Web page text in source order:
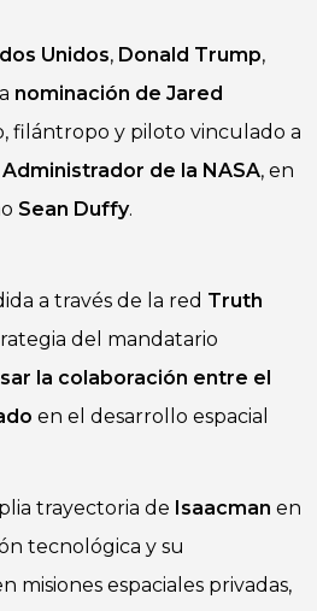
Unidos, Donald Trump,
nominación de Jared
filántropo y piloto vinculado a
Administrador de la NASA, en
Sean Duffy.
a través de la red Truth
del mandatario
la colaboración entre el
en el desarrollo espacial
trayectoria de Isaacman en
tecnológica y su
misiones espaciales privadas,